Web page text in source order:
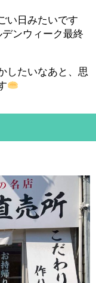
い日みたいです
ンウィーク最終
したいなあと、思